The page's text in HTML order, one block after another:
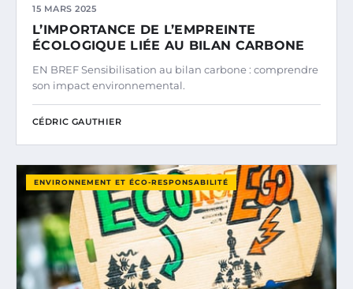
15 MARS 2025
L’IMPORTANCE DE L’EMPREINTE
ÉCOLOGIQUE LIÉE AU BILAN CARBONE
EN BREF Sensibilisation au bilan carbone : comprendre
son impact environnemental.
CÉDRIC GAUTHIER
ENVIRONNEMENT ET ÉCO-RESPONSABILITÉ